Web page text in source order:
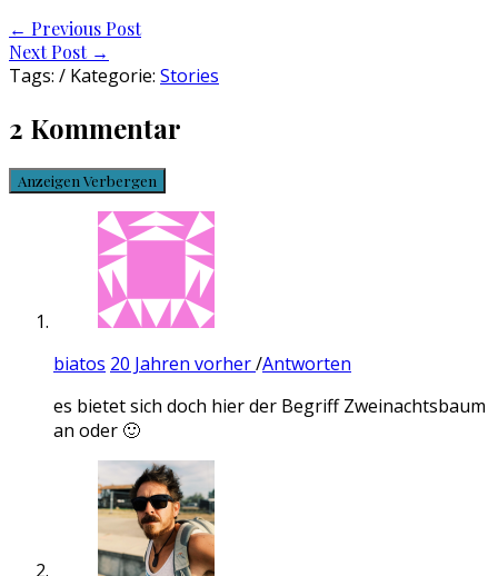
Post
navigation
← Previous Post
Next Post →
Tags: / Kategorie: Stories
2 Kommentar
Anzeigen Verbergen
biatos 20 Jahren vorher/Antworten
es bietet sich doch hier der Begriff Zweinachtsbaum
an oder 🙂